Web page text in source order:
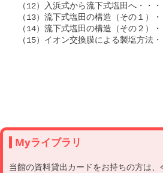
（12）入浜式から流下式塩田へ・・
（13）流下式塩田の構造（その１）
（14）流下式塩田の構造（その２）
（15）イオン交換膜による製塩方法
Myライブラリ
当館の資料貸出カードをお持ちの方は